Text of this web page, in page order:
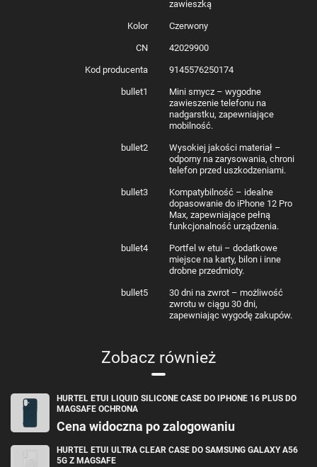
Strap Case z Portfelem i Smyczą do
iPhone 12 Pro Max
iPhone 12 Pro Max to prawdziwa rewolucja w codziennym użytkowaniu.
zasięgu ręki – oszczędzając czas i przestrzeń. Kolor czerwony nie tylko
wyróżnia się na tle innych, ale również wyraża Twoją energię i odwagę.
Etui chroni telefon przed zarysowaniami i uszkodzeniami, a magnetyczne
zapięcie to gwarancja, że wszystko pozostaje na swoim miejscu.
nadgarstku – idealne dla osób w ciągłym ruchu.
Zmysłowa Elegancja i Wygoda –
Magnet Strap Case do iPhone 12
Pro Max w Kolorze Czerwonym
miejscem na karty i gotówkę, już nigdy nie będziesz musiał szukać
portfela. Czerwony odcień etui doda energii Twojemu stylowi, a
magnetyczne zapięcie zapewni Ci wygodny dostęp do telefonu w każdej
również praktyczne rozwiązanie, dzięki któremu Twój telefon jest zawsze
pod ręką. Magnet Strap Case to połączenie, które czyni Twoje życie
zawieszką
Kolor Czerwony
CN 42029900
Kod producenta 9145576250174
bullet1
Mini smycz – wygodne
zawieszenie telefonu na
nadgarstku, zapewniające
mobilność.
bullet2
Wysokiej jakości materiał –
odporny na zarysowania, chroni
telefon przed uszkodzeniami.
bullet3
Kompatybilność – idealne
dopasowanie do iPhone 12 Pro
Max, zapewniające pełną
funkcjonalność urządzenia.
bullet4
Portfel w etui – dodatkowe
miejsce na karty, bilon i inne
drobne przedmioty.
bullet5
30 dni na zwrot – możliwość
zwrotu w ciągu 30 dni,
zapewniając wygodę zakupów.
Zobacz również
HURTEL ETUI LIQUID SILICONE CASE DO IPHONE 16 PLUS DO
MAGSAFE OCHRONA
Cena widoczna po zalogowaniu
HURTEL ETUI ULTRA CLEAR CASE DO SAMSUNG GALAXY A56
5G Z MAGSAFE